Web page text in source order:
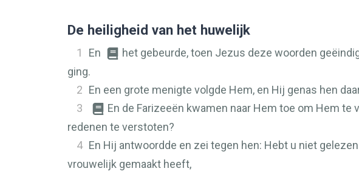
De heiligheid van het huwelijk
1 En
het gebeurde, toen Jezus deze woorden
ging.
2 En een grote menigte volgde Hem, en Hij genas hen
3
En de Farizeeën kwamen naar Hem toe om Hem
redenen te verstoten?
4 En Hij antwoordde en zei tegen hen: Hebt u niet
vrouwelijk gemaakt heeft,